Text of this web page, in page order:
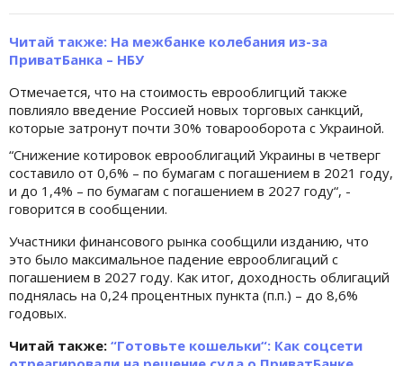
Читай также: На межбанке колебания из-за
ПриватБанка – НБУ
Отмечается, что на стоимость еврооблигций также
повлияло введение Россией новых торговых санкций,
которые затронут почти 30% товарооборота с Украиной.
“Снижение котировок еврооблигаций Украины в четверг
составило от 0,6% – по бумагам с погашением в 2021 году,
и до 1,4% – по бумагам с погашением в 2027 году“, -
говорится в сообщении.
Участники финансового рынка сообщили изданию, что
это было максимальное падение еврооблигаций с
погашением в 2027 году. Как итог, доходность облигаций
поднялась на 0,24 процентных пункта (п.п.) – до 8,6%
годовых.
Читай также: “Готовьте кошельки“: Как соцсети